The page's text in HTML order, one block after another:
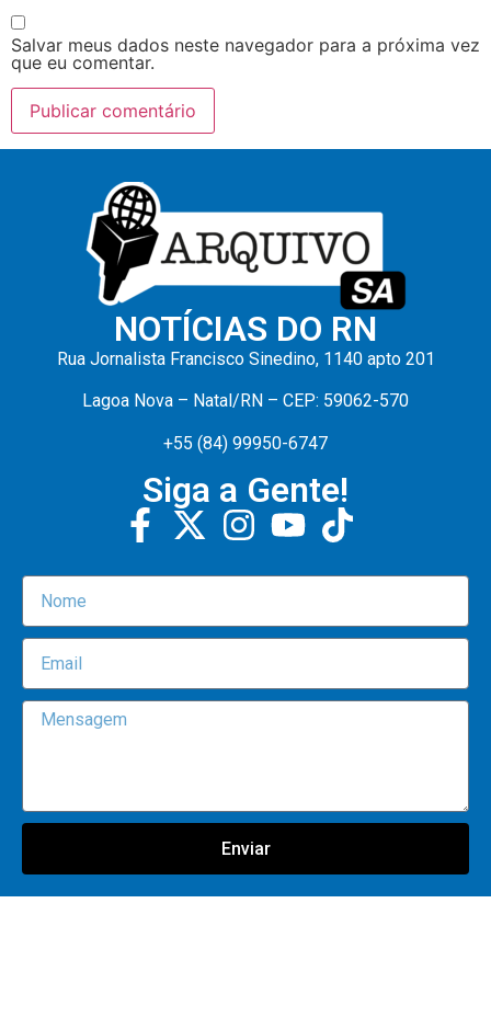
Salvar meus dados neste navegador para a próxima vez
que eu comentar.
NOTÍCIAS DO RN
Rua Jornalista Francisco Sinedino, 1140 apto 201
Lagoa Nova – Natal/RN – CEP: 59062-570
+55 (84) 99950-6747
Siga a Gente!
Enviar